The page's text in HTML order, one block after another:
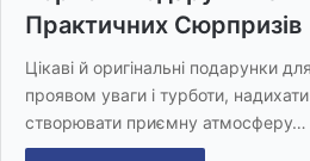
Практичних Сюрпризів
Цікаві й оригінальні подарунки
проявом уваги і турботи,
створювати приємну атмосферу…